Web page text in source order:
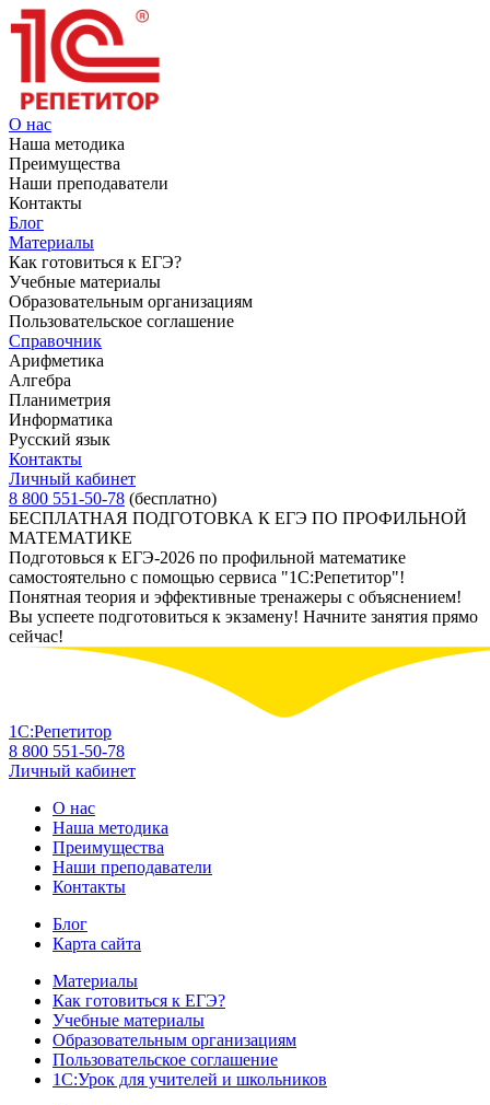
О нас
Наша методика
Преимущества
Наши преподаватели
Контакты
Блог
Материалы
Как готовиться к ЕГЭ?
Учебные материалы
Образовательным организациям
Пользовательское соглашение
Справочник
Арифметика
Алгебра
Планиметрия
Информатика
Русский язык
Контакты
Личный кабинет
8 800 551-50-78 (бесплатно)
БЕСПЛАТНАЯ ПОДГОТОВКА К ЕГЭ ПО ПРОФИЛЬНОЙ
МАТЕМАТИКЕ
Подготовься к ЕГЭ-2026 по профильной математике
самостоятельно с помощью сервиса "1С:Репетитор"!
Понятная теория и эффективные тренажеры с объяснением!
Вы успеете подготовиться к экзамену! Начните занятия прямо
сейчас!
1С:Репетитор
8 800 551-50-78
Личный кабинет
О нас
Наша методика
Преимущества
Наши преподаватели
Контакты
Блог
Карта сайта
Материалы
Как готовиться к ЕГЭ?
Учебные материалы
Образовательным организациям
Пользовательское соглашение
1С:Урок для учителей и школьников